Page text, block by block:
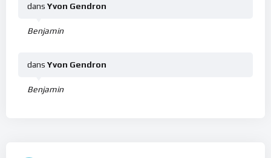
Benjamin
dans Yvon Gendron
Benjamin
dans Yvon Gendron